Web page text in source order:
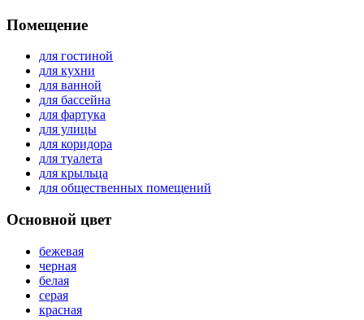
Помещение
для гостиной
для кухни
для ванной
для бассейна
для фартука
для улицы
для коридора
для туалета
для крыльца
для общественных помещений
Основной цвет
бежевая
черная
белая
серая
красная